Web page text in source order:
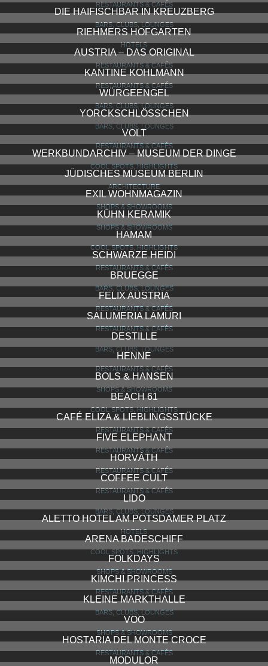
RESTAURANTS & CAFÉS
DIE HAIFISCHBAR IN KREUZBERG
BARS, CLUBS, LOUNGES
RIEHMERS HOFGARTEN
HOTELS
AUSTRIA – DAS ORIGINAL
RESTAURANTS & CAFÉS
KANTINE KOHLMANN
RESTAURANTS & CAFÉS
WÜRGEENGEL
BARS, CLUBS, LOUNGES
YORCKSCHLÖSSCHEN
BARS, CLUBS, LOUNGES
VOLT
RESTAURANTS & CAFÉS
WERKBUNDARCHIV – MUSEUM DER DINGE
COOL SPOTS, HIGHLIGHTS
JÜDISCHES MUSEUM BERLIN
ARCHITECTURE
EXIL WOHNMAGAZIN
SHOPS & SHOWROOMS
KÜHN KERAMIK
SHOPS & SHOWROOMS
HAMAM
COOL SPOTS, HIGHLIGHTS
SCHWARZE HEIDI
RESTAURANTS & CAFÉS
BRUEGGE
BARS, CLUBS, LOUNGES
FELIX AUSTRIA
RESTAURANTS & CAFÉS
SALUMERIA LAMURI
RESTAURANTS & CAFÉS
DESTILLE
BARS, CLUBS, LOUNGES
HENNE
RESTAURANTS & CAFÉS
BOLS & HANSEN
SHOPS & SHOWROOMS
BEACH 61
COOL SPOTS, HIGHLIGHTS
CAFÉ ELIZA & LIEBLINGSSTÜCKE
RESTAURANTS & CAFÉS
FIVE ELEPHANT
RESTAURANTS & CAFÉS
HORVÁTH
RESTAURANTS & CAFÉS
COFFEE CULT
RESTAURANTS & CAFÉS
LIDO
BARS, CLUBS, LOUNGES
ALETTO HOTEL AM POTSDAMER PLATZ
HOTELS
ARENA BADESCHIFF
COOL SPOTS, HIGHLIGHTS
FOLKDAYS
SHOPS & SHOWROOMS
KIMCHI PRINCESS
RESTAURANTS & CAFÉS
KLEINE MARKTHALLE
BARS, CLUBS, LOUNGES
VOO
SHOPS & SHOWROOMS
HOSTARIA DEL MONTE CROCE
RESTAURANTS & CAFÉS
MODULOR